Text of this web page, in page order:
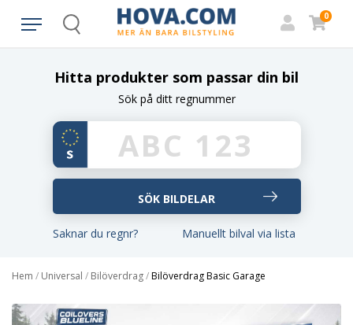
Search
0
Hitta produkter som passar din bil
Sök på ditt regnummer
Saknar du regnr? Manuellt bilval via lista
Hem / Universal / Bilöverdrag/Bilöverdrag Basic Garage